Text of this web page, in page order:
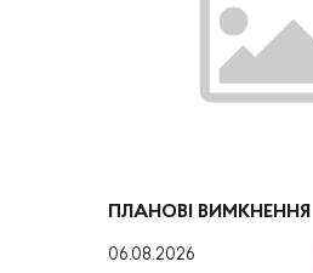
ПЛАНОВІ ВИМКНЕННЯ
06.08.2026